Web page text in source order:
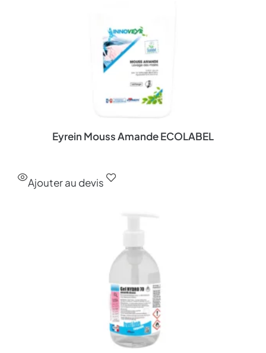
Eyrein Mouss Amande ECOLABEL
Ajouter au devis